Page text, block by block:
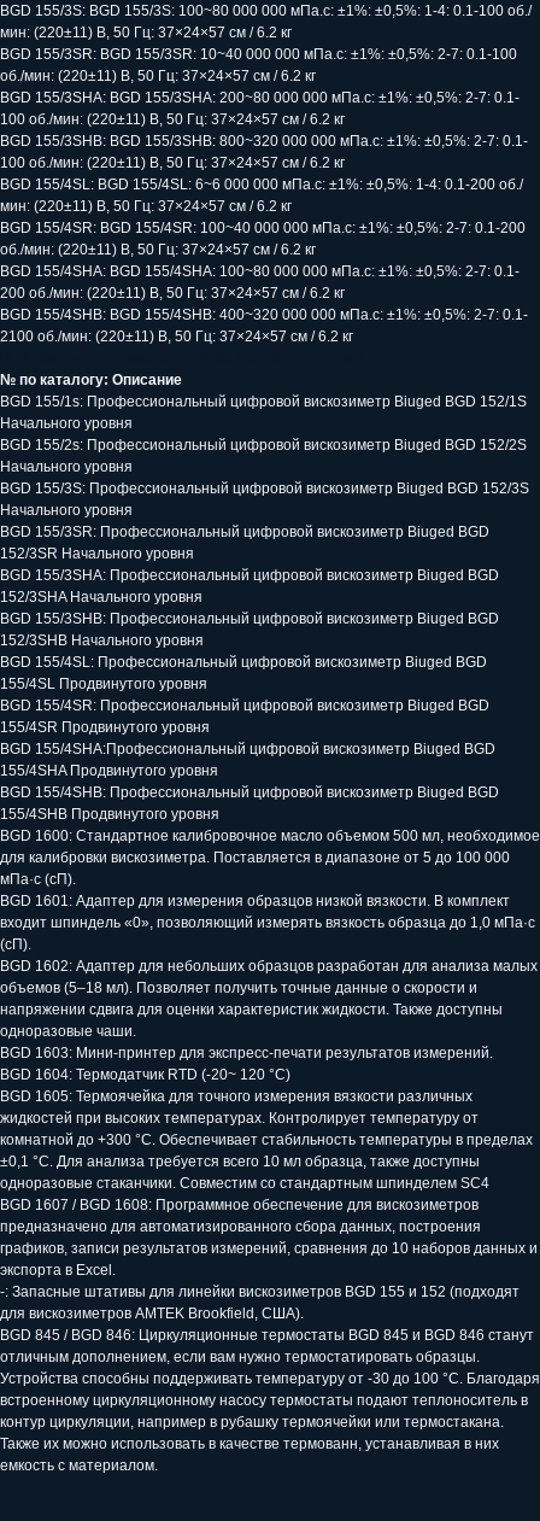
BGD 155/3S: BGD 155/3S: 100~80 000 000 мПа.с: ±1%: ±0,5%: 1-4: 0.1-100 об./
мин: (220±11) В, 50 Гц: 37×24×57 см / 6.2 кг
BGD 155/3SR: BGD 155/3SR: 10~40 000 000 мПа.с: ±1%: ±0,5%: 2-7: 0.1-100
об./мин: (220±11) В, 50 Гц: 37×24×57 см / 6.2 кг
BGD 155/3SHA: BGD 155/3SHA: 200~80 000 000 мПа.с: ±1%: ±0,5%: 2-7: 0.1-
100 об./мин: (220±11) В, 50 Гц: 37×24×57 см / 6.2 кг
BGD 155/3SHB: BGD 155/3SHB: 800~320 000 000 мПа.с: ±1%: ±0,5%: 2-7: 0.1-
100 об./мин: (220±11) В, 50 Гц: 37×24×57 см / 6.2 кг
BGD 155/4SL: BGD 155/4SL: 6~6 000 000 мПа.с: ±1%: ±0,5%: 1-4: 0.1-200 об./
мин: (220±11) В, 50 Гц: 37×24×57 см / 6.2 кг
BGD 155/4SR: BGD 155/4SR: 100~40 000 000 мПа.с: ±1%: ±0,5%: 2-7: 0.1-200
об./мин: (220±11) В, 50 Гц: 37×24×57 см / 6.2 кг
BGD 155/4SHA: BGD 155/4SHA: 100~80 000 000 мПа.с: ±1%: ±0,5%: 2-7: 0.1-
200 об./мин: (220±11) В, 50 Гц: 37×24×57 см / 6.2 кг
BGD 155/4SHB: BGD 155/4SHB: 400~320 000 000 мПа.с: ±1%: ±0,5%: 2-7: 0.1-
2100 об./мин: (220±11) В, 50 Гц: 37×24×57 см / 6.2 кг
№ по каталогу: Описание
BGD 155/1s: Профессиональный цифровой вискозиметр Biuged BGD 152/1S
Начального уровня
BGD 155/2s: Профессиональный цифровой вискозиметр Biuged BGD 152/2S
Начального уровня
BGD 155/3S: Профессиональный цифровой вискозиметр Biuged BGD 152/3S
Начального уровня
BGD 155/3SR: Профессиональный цифровой вискозиметр Biuged BGD
152/3SR Начального уровня
BGD 155/3SHA: Профессиональный цифровой вискозиметр Biuged BGD
152/3SHA Начального уровня
BGD 155/3SHB: Профессиональный цифровой вискозиметр Biuged BGD
152/3SHB Начального уровня
BGD 155/4SL: Профессиональный цифровой вискозиметр Biuged BGD
155/4SL Продвинутого уровня
BGD 155/4SR: Профессиональный цифровой вискозиметр Biuged BGD
155/4SR Продвинутого уровня
BGD 155/4SHA:Профессиональный цифровой вискозиметр Biuged BGD
155/4SHA Продвинутого уровня
BGD 155/4SHB: Профессиональный цифровой вискозиметр Biuged BGD
155/4SHB Продвинутого уровня
BGD 1600: Стандартное калибровочное масло объемом 500 мл, необходимое
для калибровки вискозиметра. Поставляется в диапазоне от 5 до 100 000
мПа·с (сП).
BGD 1601: Адаптер для измерения образцов низкой вязкости. В комплект
входит шпиндель «0», позволяющий измерять вязкость образца до 1,0 мПа·с
(сП).
BGD 1602: Адаптер для небольших образцов разработан для анализа малых
объемов (5–18 мл). Позволяет получить точные данные о скорости и
напряжении сдвига для оценки характеристик жидкости. Также доступны
одноразовые чаши.
BGD 1603: Мини-принтер для экспресс-печати результатов измерений.
BGD 1604: Термодатчик RTD (-20~ 120 °C)
BGD 1605: Термоячейка для точного измерения вязкости различных
жидкостей при высоких температурах. Контролирует температуру от
комнатной до +300 °C. Обеспечивает стабильность температуры в пределах
±0,1 °C. Для анализа требуется всего 10 мл образца, также доступны
одноразовые стаканчики. Совместим со стандартным шпинделем SC4
BGD 1607 / BGD 1608: Программное обеспечение для вискозиметров
предназначено для автоматизированного сбора данных, построения
графиков, записи результатов измерений, сравнения до 10 наборов данных и
экспорта в Excel.
-: Запасные штативы для линейки вискозиметров BGD 155 и 152 (подходят
для вискозиметров AMTEK Brookfield, США).
BGD 845 / BGD 846: Циркуляционные термостаты BGD 845 и BGD 846 станут
отличным дополнением, если вам нужно термостатировать образцы.
Устройства способны поддерживать температуру от -30 до 100 °C. Благодаря
встроенному циркуляционному насосу термостаты подают теплоноситель в
контур циркуляции, например в рубашку термоячейки или термостакана.
Также их можно использовать в качестве термованн, устанавливая в них
емкость с материалом.
СОПУТСТВУЮЩИЕ ТОВАРЫ
Оставьте заявку и специалист
свяжется с вами в течении
рабочего дня
Ваше имя
+7
Я даюсогласие на обработку
персональных данныхи подтверждаю,
что ознакомлен(а) с Политикой в
отношении обработки персональных
данных
Связаться с нами:
+7 (993) 339-35-10
info@pg-lab.ru
ЗАПРОСИТЕ РАСЧЁТ
ПОСТАВКИ ЛАБОРАТОРНЫХ
ПРИБОРОВ